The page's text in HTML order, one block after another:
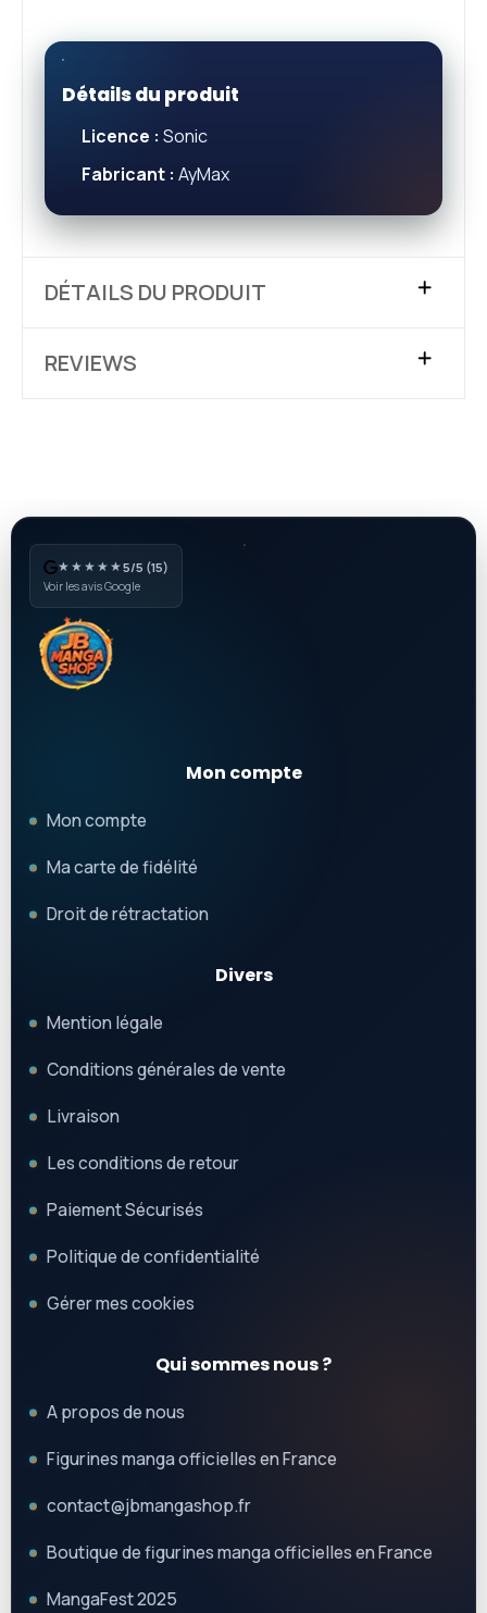
Détails du produit
Licence : Sonic
Fabricant : AyMax
DÉTAILS DU PRODUIT
REVIEWS
★★★★★5/5 (15)
Voir les avis Google
Mon compte
Mon compte
Ma carte de fidélité
Droit de rétractation
Divers
Mention légale
Conditions générales de vente
Livraison
Les conditions de retour
Paiement Sécurisés
Politique de confidentialité
Gérer mes cookies
Qui sommes nous ?
A propos de nous
Figurines manga officielles en France
contact@jbmangashop.fr
Boutique de figurines manga officielles en France
MangaFest 2025